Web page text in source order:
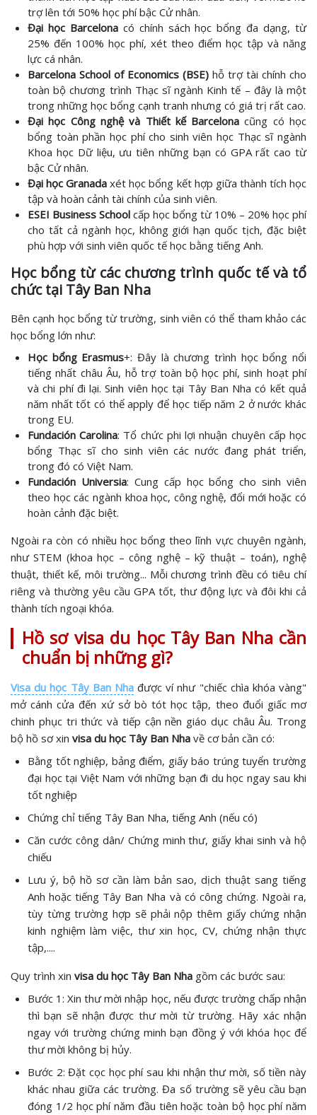
trợ lên tới 50% học phí bậc Cử nhân.
Đại học Barcelonacó chính sách học bổng đa dạng, từ
25% đến 100% học phí, xét theo điểm học tập và năng
lực cá nhân.
Barcelona School of Economics (BSE) hỗ trợ tài chính cho
toàn bộ chương trình Thạc sĩ ngành Kinh tế – đây là một
trong những học bổng cạnh tranh nhưng có giá trị rất cao.
Đại học Công nghệ và Thiết kế Barcelonacũng có học
bổng toàn phần học phí cho sinh viên học Thạc sĩ ngành
Khoa học Dữ liệu, ưu tiên những bạn có GPA rất cao từ
bậc Cử nhân.
Đại học Granada xét học bổng kết hợp giữa thành tích học
tập và hoàn cảnh tài chính của sinh viên.
ESEI Business School cấp học bổng từ 10% – 20% học phí
cho tất cả ngành học, không giới hạn quốc tịch, đặc biệt
phù hợp với sinh viên quốc tế học bằng tiếng Anh.
Học bổng từ các chương trình quốc tế và tổ
chức tại Tây Ban Nha
Bên cạnh học bổng từ trường, sinh viên có thể tham khảo các
học bổng lớn như:
Học bổng Erasmus+: Đây là chương trình học bổng nổi
tiếng nhất châu Âu, hỗ trợ toàn bộ học phí, sinh hoạt phí
và chi phí đi lại. Sinh viên học tại Tây Ban Nha có kết quả
năm nhất tốt có thể apply để học tiếp năm 2 ở nước khác
trong EU.
Fundación Carolina: Tổ chức phi lợi nhuận chuyên cấp học
bổng Thạc sĩ cho sinh viên các nước đang phát triển,
trong đó có Việt Nam.
Fundación Universia: Cung cấp học bổng cho sinh viên
theo học các ngành khoa học, công nghệ, đổi mới hoặc có
hoàn cảnh đặc biệt.
Ngoài ra còn có nhiều học bổng theo lĩnh vực chuyên ngành,
như STEM (khoa học – công nghệ – kỹ thuật – toán), nghệ
thuật, thiết kế, môi trường... Mỗi chương trình đều có tiêu chí
riêng và thường yêu cầu GPA tốt, thư động lực và đôi khi cả
thành tích ngoại khóa.
Hồ sơ visa du học Tây Ban Nha cần
chuẩn bị những gì?
Visa du học Tây Ban Nhađược ví như "chiếc chìa khóa vàng"
mở cánh cửa đến xứ sở bò tót học tập, theo đuổi giấc mơ
chinh phục tri thức và tiếp cận nền giáo dục châu Âu. Trong
bộ hồ sơ xin visa du học Tây Ban Nha về cơ bản cần có:
Bằng tốt nghiệp, bảng điểm, giấy báo trúng tuyển trường
đại học tại Việt Nam với những bạn đi du học ngay sau khi
tốt nghiệp
Chứng chỉ tiếng Tây Ban Nha, tiếng Anh (nếu có)
Căn cước công dân/ Chứng minh thư, giấy khai sinh và hộ
chiếu
Lưu ý, bộ hồ sơ cần làm bản sao, dịch thuật sang tiếng
Anh hoặc tiếng Tây Ban Nha và có công chứng. Ngoài ra,
tùy từng trường hợp sẽ phải nộp thêm giấy chứng nhận
kinh nghiệm làm việc, thư xin học, CV, chứng nhận thực
tập,....
Quy trình xin visa du học Tây Ban Nha gồm các bước sau:
Bước 1: Xin thư mời nhập học, nếu được trường chấp nhận
thì bạn sẽ nhận được thư mời từ trường. Hãy xác nhận
ngay với trường chứng minh bạn đồng ý với khóa học để
thư mời không bị hủy.
Bước 2: Đặt cọc học phí sau khi nhận thư mời, số tiền này
khác nhau giữa các trường. Đa số trường sẽ yêu cầu bạn
đóng 1/2 học phí năm đầu tiên hoặc toàn bộ học phí năm